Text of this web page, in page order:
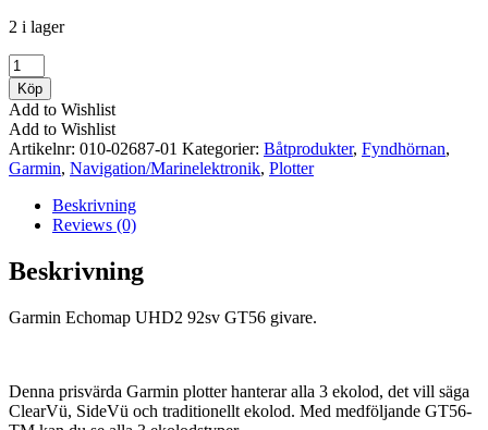
2 i lager
Garmin
Echomap
UHD2
92sv
GT56
mängd
Köp
Add to Wishlist
Add to Wishlist
Artikelnr: 010-02687-01 Kategorier: Båtprodukter, Fyndhörnan,
Garmin, Navigation/Marinelektronik, Plotter
Beskrivning
Reviews (0)
Beskrivning
Garmin Echomap UHD2 92sv GT56 givare.
Denna prisvärda Garmin plotter hanterar alla 3 ekolod, det vill säga
ClearVü, SideVü och traditionellt ekolod. Med medföljande GT56-